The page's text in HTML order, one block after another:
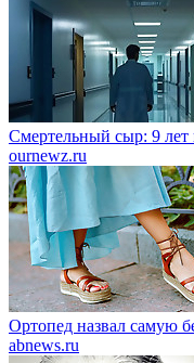
Смертельный сыр: 9
ournewz.ru
Ортопед назвал самую
abnews.ru